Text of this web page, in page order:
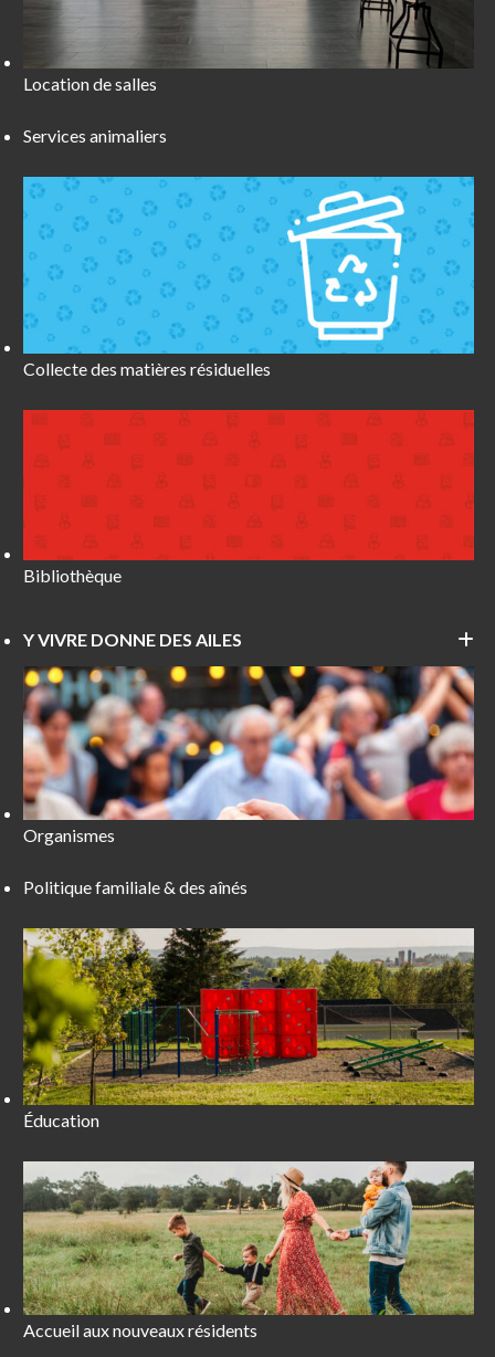
Location de salles
Services animaliers
Collecte des matières résiduelles
Bibliothèque
Y VIVRE DONNE DES AILES
Organismes
Politique familiale & des aînés
Éducation
Accueil aux nouveaux résidents